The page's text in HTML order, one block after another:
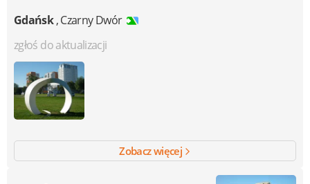
Gdańsk,Czarny Dwór
zgłoś do aktualizacji
Zobacz więcej